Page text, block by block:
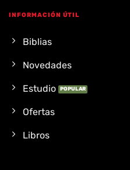
INFORMACIÓN ÚTIL
Biblias
Novedades
Estudio
Ofertas
Libros